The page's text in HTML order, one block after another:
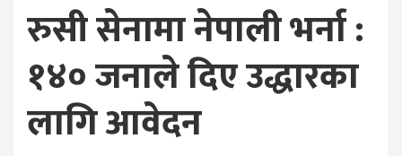
रुसी सेनामा नेपाली भर्ना :
१४० जनाले दिए उद्धारका
लागि आवेदन